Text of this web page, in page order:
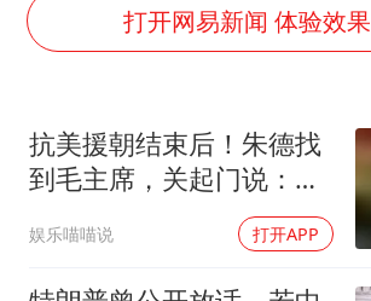
酒店回应车内
黄金牛市回来了吗
乐享全民健身
打开网易新闻 体验效
抗美援朝结束后！朱德找
到毛主席，关起门说：我
娱乐喵喵说 打开APP